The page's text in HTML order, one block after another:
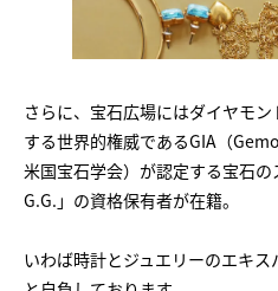
さらに、宝石広場にはダイヤモ
する世界的権威であるGIA（
米国宝石学会）が認定する宝石
G.G.」の資格保有者が在籍。
いわば時計とジュエリーのエキ